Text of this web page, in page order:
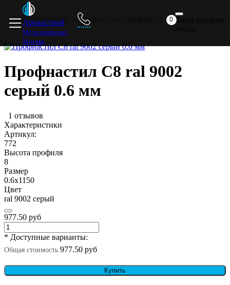
Аренастрой
Металлопрокат
Москва
0 Ваша корзина
Листовой прокат Профнастил (профлист)
Профнастил С8 ral 9002
серый 0.6 мм
1 отзывов
Характеристики
Артикул:
772
Высота профиля
8
Размер
0.6х1150
Цвет
ral 9002 серый
977.50 руб
* Доступные варианты:
Общая стоимость 977.50 руб
Купить